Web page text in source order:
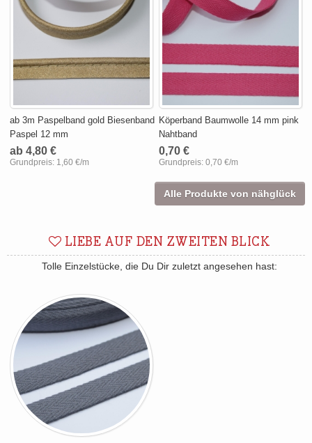
ab 3m Paspelband gold Biesenband
Paspel 12 mm
ab 4,80 €
Grundpreis: 1,60 €/m
Köperband Baumwolle 14 mm pink
Nahtband
0,70 €
Grundpreis:0,70 €/m
Alle Produkte von nähglück
LIEBE AUF DEN ZWEITEN BLICK
Tolle Einzelstücke, die Du Dir zuletzt angesehen hast: